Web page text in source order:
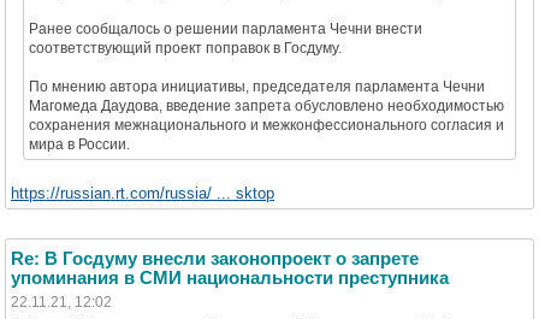
Ранее сообщалось о решении парламента Чечни внести
соответствующий проект поправок в Госдуму.
По мнению автора инициативы, председателя парламента Чечни
Магомеда Даудова, введение запрета обусловлено необходимостью
сохранения межнационального и межконфессионального согласия и
мира в России.
https://russian.rt.com/russia/ ... sktop
Re: В Госдуму внесли законопроект о запрете
упоминания в СМИ национальности преступника
22.11.21, 12:02